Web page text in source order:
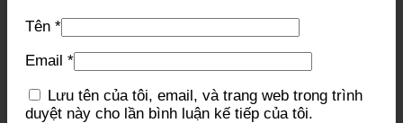
Tên *
Email *
Lưu tên của tôi, email, và trang web trong trình
duyệt này cho lần bình luận kế tiếp của tôi.